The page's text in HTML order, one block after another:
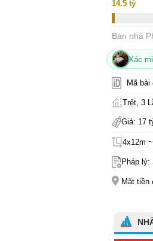
14.5 tỷ
Bán nhà
Xác
Mã bài
Trệt, 3
Giá: 17
4x12m
Pháp lý:
Mặt tiền